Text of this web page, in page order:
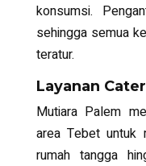
konsumsi.
sehingga semua
teratur.
Layanan
Mutiara Palem
area Tebet untuk
rumah tangga